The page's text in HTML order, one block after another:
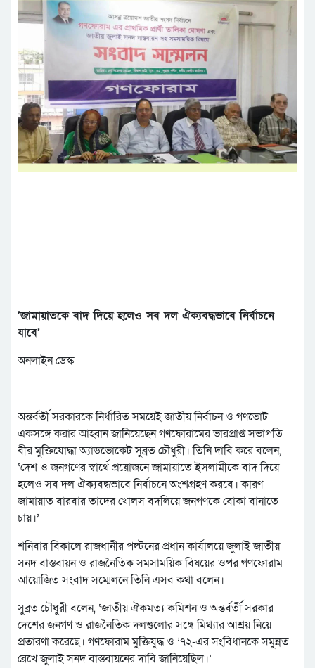
‘জামায়াতকে বাদ দিয়ে হলেও সব দল ঐক্যবদ্ধভাবে নির্বাচনে
যাবে’
অনলাইন ডেস্ক
অন্তর্বর্তী সরকারকে নির্ধারিত সময়েই জাতীয় নির্বাচন ও গণভোট
একসঙ্গে করার আহ্বান জানিয়েছেন গণফোরামের ভারপ্রাপ্ত সভাপতি
বীর মুক্তিযোদ্ধা অ্যাডভোকেট সুব্রত চৌধুরী। তিনি দাবি করে বলেন,
‘দেশ ও জনগণের স্বার্থে প্রয়োজনে জামায়াতে ইসলামীকে বাদ দিয়ে
হলেও সব দল ঐক্যবদ্ধভাবে নির্বাচনে অংশগ্রহণ করবে। কারণ
জামায়াত বারবার তাদের খোলস বদলিয়ে জনগণকে বোকা বানাতে
চায়।’
শনিবার বিকালে রাজধানীর পল্টনের প্রধান কার্যালয়ে জুলাই জাতীয়
সনদ বাস্তবায়ন ও রাজনৈতিক সমসাময়িক বিষয়ের ওপর গণফোরাম
আয়োজিত সংবাদ সম্মেলনে তিনি এসব কথা বলেন।
সুব্রত চৌধুরী বলেন, ‘জাতীয় ঐকমত্য কমিশন ও অন্তর্বর্তী সরকার
দেশের জনগণ ও রাজনৈতিক দলগুলোর সঙ্গে মিথ্যার আশ্রয় নিয়ে
প্রতারণা করেছে। গণফোরাম মুক্তিযুদ্ধ ও ’৭২-এর সংবিধানকে সমুন্নত
রেখে জুলাই সনদ বাস্তবায়নের দাবি জানিয়েছিল।’